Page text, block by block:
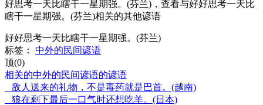
好思考一天比瞎干一星期强。(芬兰)，查看与好好思考一天比
瞎干一星期强。(芬兰)相关的其他谚语
好好思考一天比瞎干一星期强。(芬兰)
标签：
中外的民间谚语
顶(0)
相关的中外的民间谚语的谚语
敌人送来的礼物，不是毒药就是巴首。(越南)
狼在剩下最后一口气时还想吃羊。(日本)